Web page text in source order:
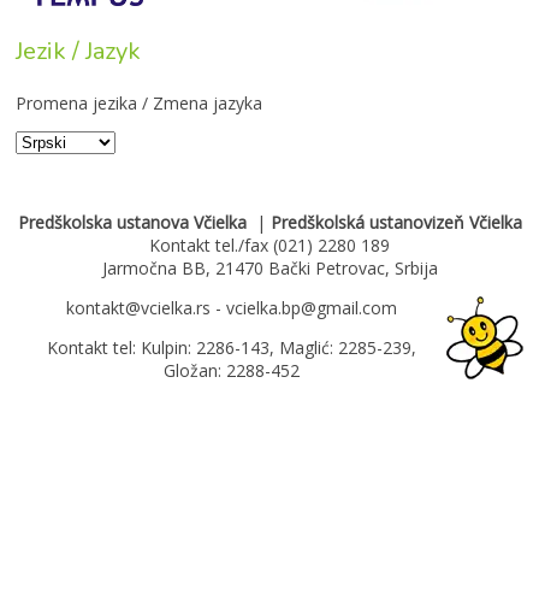
Jezik / Jazyk
Promena jezika / Zmena jazyka
Predškolska ustanova Včielka| Predškolská ustanovizeň Včielka
Kontakt tel./fax (021) 2280 189
Jarmočna BB, 21470 Bački Petrovac, Srbija
kontakt@vcielka.rs - vcielka.bp@gmail.com
Kontakt tel: Kulpin: 2286-143, Maglić: 2285-239,
Gložan: 2288-452